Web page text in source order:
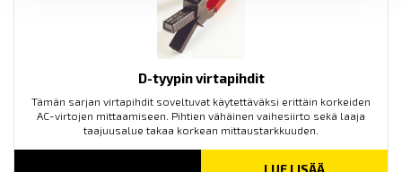
D-tyypin virtapihdit
Tämän sarjan virtapihdit soveltuvat käytettäväksi erittäin korkeiden
AC-virtojen mittaamiseen. Pihtien vähäinen vaihesiirto sekä laaja
taajuusalue takaa korkean mittaustarkkuuden.